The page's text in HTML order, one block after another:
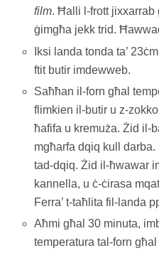
film. Ħalli l-frott jixxarrab
ġimgħa jekk trid.
Iksi landa tonda ta’
ftit butir imdewweb.
Saħħan il-forn għal
flimkien il-butir u z-
ħafifa u kremuża. Żid il-
mgħarfa dqiq kull
tad-dqiq. Żid il-ħwawar
kannella, u ċ-ċirasa
Ferra’ t-taħlita fil-landa
Aħmi għal 30 minuta,
temperatura tal-forn